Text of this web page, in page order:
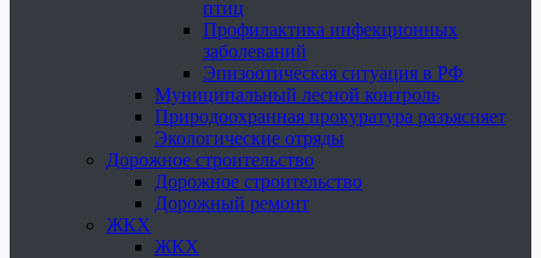
птиц
Профилактика инфекционных
заболеваний
Эпизоотическая ситуация в РФ
Муниципальный лесной контроль
Природоохранная прокуратура разъясняет
Экологические отряды
Дорожное строительство
Дорожное строительство
Дорожный ремонт
ЖКХ
ЖКХ